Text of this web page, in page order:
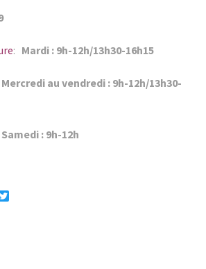
: Mardi : 9h-12h/13h30-16h15
vendredi : 9h-12h/13h30-
9h-12h